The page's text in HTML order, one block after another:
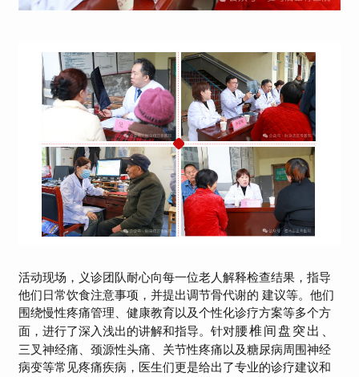
活动现场，义诊团队耐心向每一位老人解释检查结果，指导
他们日常饮食注意事项，并提出调节骨代谢的 建议等。他们
围绕慢性疼痛管理、健康教育以及个性化诊疗方案等多个方
面，进行了深入浅出的讲解和指导。针对腰椎间盘突出、
三叉神经痛、颈源性头痛、关节性疼痛以及糖尿病周围神经
病变等常见疼痛疾病，医生们更是给出了专业的诊疗建议和